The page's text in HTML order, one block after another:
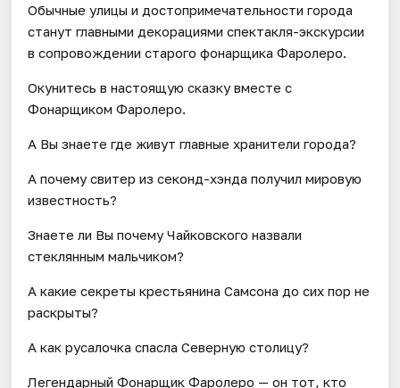
Обычные улицы и достопримечательности города
станут главными декорациями спектакля-экскурсии
в сопровождении старого фонарщика Фаролеро.
Окунитесь в настоящую сказку вместе с
Фонарщиком Фаролеро.
А Вы знаете где живут главные хранители города?
А почему свитер из секонд-хэнда получил мировую
известность?
Знаете ли Вы почему Чайковского назвали
стеклянным мальчиком?
А какие секреты крестьянина Самсона до сих пор не
раскрыты?
А как русалочка спасла Северную столицу?
Легендарный Фонарщик Фаролеро — он тот, кто